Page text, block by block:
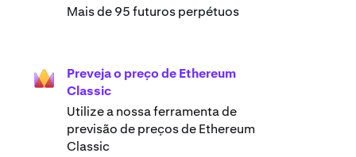
Mais de 95 futuros perpétuos
Preveja o preço de Ethereum
Classic
Utilize a nossa ferramenta de
previsão de preços de Ethereum
Classic